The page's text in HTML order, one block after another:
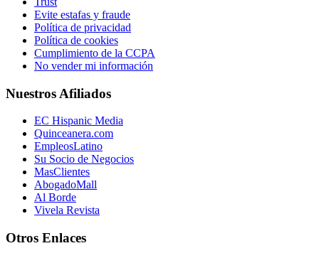
Evite estafas y fraude
Política de privacidad
Política de cookies
Cumplimiento de la CCPA
No vender mi información
Nuestros Afiliados
EC Hispanic Media
Quinceanera.com
EmpleosLatino
Su Socio de Negocios
MasClientes
AbogadoMall
Al Borde
Vivela Revista
Otros Enlaces